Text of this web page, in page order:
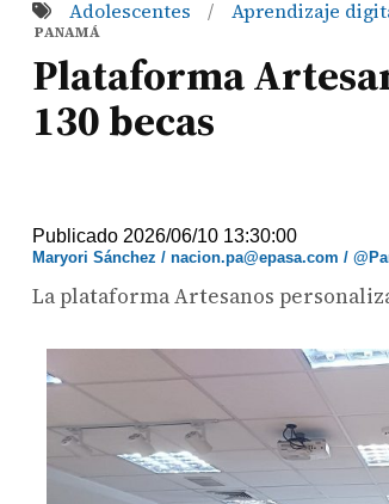
Adolescentes / Aprendizaje
PANAMÁ
Plataforma
130 becas
Publicado 2026/06/10 13:30:00
Maryori Sánchez / nacion.pa@epasa.com /
La plataforma Artesanos